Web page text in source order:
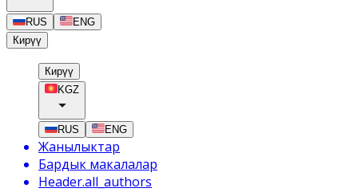
RUS
ENG
Кирүү
Кирүү
KGZ
RUS ENG
Жанылыктар
Бардык макалалар
Header.all_authors